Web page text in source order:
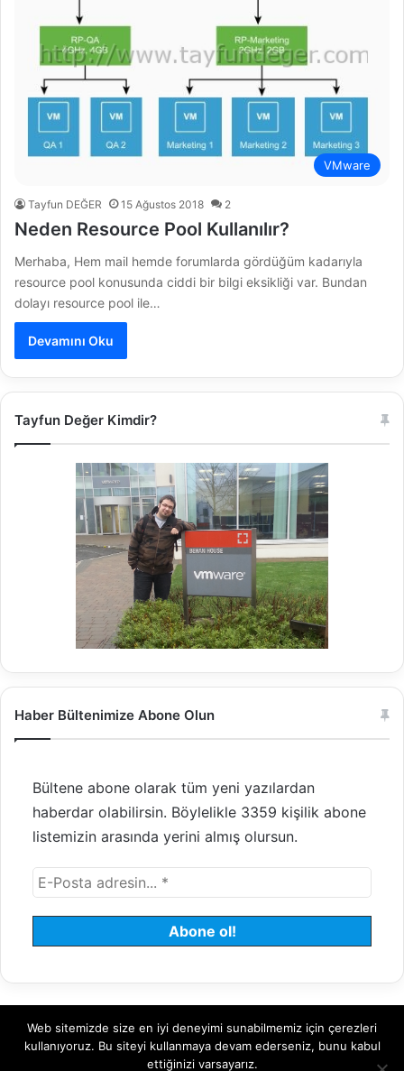
VMware
Tayfun DEĞER 15 Ağustos 2018 2
Neden Resource Pool Kullanılır?
Merhaba, Hem mail hemde forumlarda gördüğüm kadarıyla
resource pool konusunda ciddi bir bilgi eksikliği var. Bundan
dolayı resource pool ile…
Devamını Oku
Tayfun Değer Kimdir?
Haber Bültenimize Abone Olun
Bültene abone olarak tüm yeni yazılardan
haberdar olabilirsin. Böylelikle 3359 kişilik abone
listemizin arasında yerini almış olursun.
© 2008 - 2026 Tayfundeğer.com - Tüm hakları saklıdır.
Web sitemizde size en iyi deneyimi sunabilmemiz için çerezleri
kullanıyoruz. Bu siteyi kullanmaya devam ederseniz, bunu kabul
ettiğinizi varsayarız.